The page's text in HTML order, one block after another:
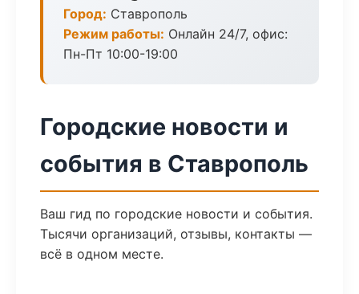
Город: Ставрополь
Режим работы: Онлайн 24/7, офис:
Пн-Пт 10:00-19:00
Городские новости и
события в Ставрополь
Ваш гид по городские новости и события.
Тысячи организаций, отзывы, контакты —
всё в одном месте.